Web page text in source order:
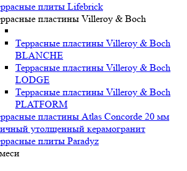
плиты Lifebrick
пластины Villeroy & Boch
Террасные пластины Villeroy & Boch
BLANCHE
Террасные пластины Villeroy & Boch
LODGE
Террасные пластины Villeroy & Boch
PLATFORM
пластины Atlas Concorde 20 мм
утолщенный керамогранит
плиты Paradyz